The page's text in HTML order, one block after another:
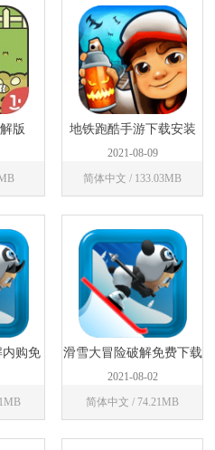
版 地铁跑酷手游下载安装
2021-08-09
简体中文 / 133.03MB
内购免
滑雪大冒险破解免费下载
全地图版
2021-08-02
简体中文 / 74.21MB